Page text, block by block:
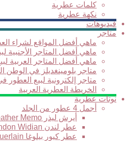
كلمات عطرية
نكهة عطرية
فيديوهات
متاجر
ماهي أفضل المواقع لشراء
ماهي أفضل المتاجر الأجنبية
ماهي أفضل المتاجر العربية
متاجر بلومينغديلز في الوطن
متاجر إلكترونية لبيع العطور
الخريطة العطرية العربية
نوتات عطرية
أجمل 4 عطور من الجلد
أيرش ليذر Irish Leather Memo من ميمو يجسد نسمة برائحة الجلود في نهار بارد في أيرلندا
عطر لندن London Widian من وديان
عطر كيور بيلوغا Cuir Beluga Guerlain من جيرلان